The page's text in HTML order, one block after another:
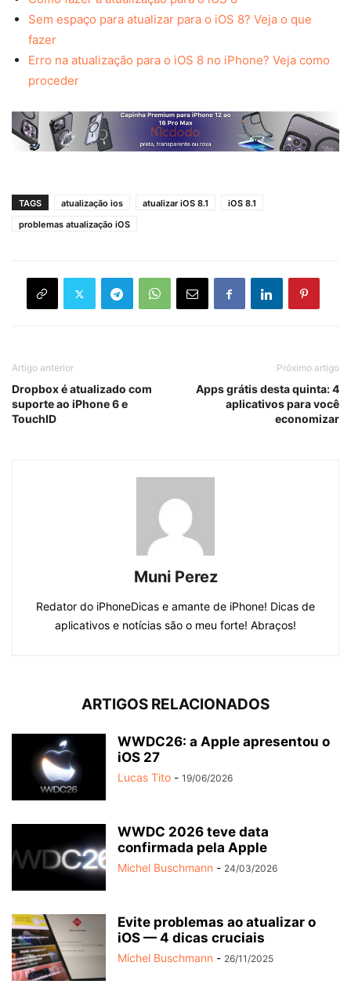
Sem espaço para atualizar para o iOS 8? Veja o que
fazer
Erro na atualização para o iOS 8 no iPhone? Veja como
proceder
TAGS atualização ios atualizar iOS 8.1
iOS 8.1
problemas atualização iOS
Artigo anterior
Dropbox é atualizado com
suporte ao iPhone 6 e
TouchID
Próximo artigo
Apps grátis desta quinta: 4
aplicativos para você
economizar
Muni Perez
Redator do iPhoneDicas e amante de iPhone! Dicas de
aplicativos e notícias são o meu forte! Abraços!
ARTIGOS RELACIONADOS
WWDC26: a Apple apresentou o
iOS 27
Lucas Tito - 19/06/2026
WWDC 2026 teve data
confirmada pela Apple
Michel Buschmann - 24/03/2026
Evite problemas ao atualizar o
iOS — 4 dicas cruciais
Michel Buschmann - 26/11/2025